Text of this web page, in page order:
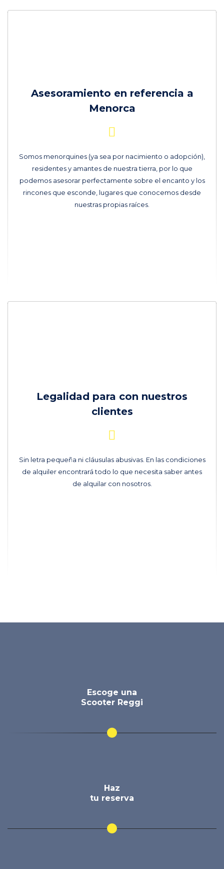
Asesoramiento en referencia a
Menorca
Somos menorquines (ya sea por nacimiento o adopción),
residentes y amantes de nuestra tierra, por lo que
podemos asesorar perfectamente sobre el encanto y los
rincones que esconde, lugares que conocemos desde
nuestras propias raíces.
Legalidad para con nuestros
clientes
Sin letra pequeña ni cláusulas abusivas. En las condiciones
de alquiler encontrará todo lo que necesita saber antes
de alquilar con nosotros.
Escoge una
Scooter Reggi
Haz
tu reserva